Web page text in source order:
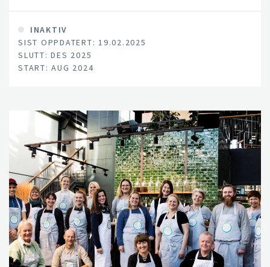
INAKTIV
SIST OPPDATERT: 19.02.2025
SLUTT: DES 2025
START: AUG 2024